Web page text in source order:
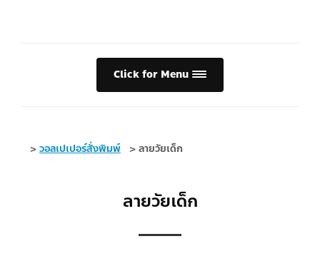
Click for Menu
>วอลเปเปอร์สั่งพิมพ์ >ลายวัยเด็ก
ลายวัยเด็ก